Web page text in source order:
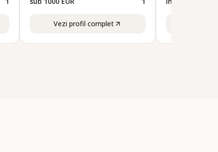
Vezi profil complet